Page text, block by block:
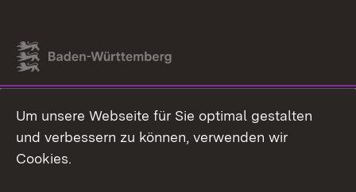
Link zum Landesportal
Um unsere Webseite für Sie optimal gestalten
und verbessern zu können, verwenden wir
Cookies.